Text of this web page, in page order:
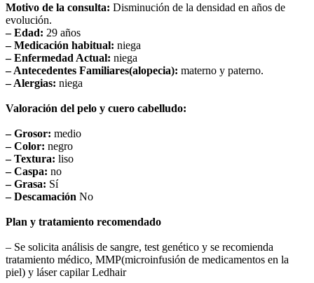
Motivo de la consulta: Disminución de la densidad en años de
evolución.
– Edad: 29 años
– Medicación habitual: niega
– Enfermedad Actual: niega
– Antecedentes Familiares(alopecia): materno y paterno.
– Alergias: niega
Valoración del pelo y cuero cabelludo:
– Grosor: medio
– Color: negro
– Textura: liso
– Caspa: no
– Grasa: Sí
– Descamación No
Plan y tratamiento recomendado
– Se solicita análisis de sangre, test genético y se recomienda
tratamiento médico, MMP(microinfusión de medicamentos en la
piel) y láser capilar Ledhair